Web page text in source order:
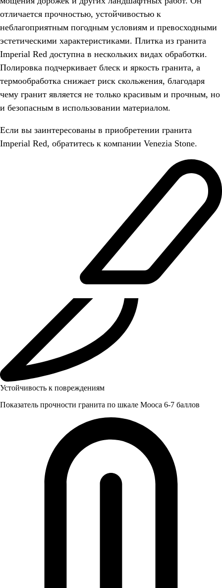
отличается прочностью, устойчивостью к
неблагоприятным погодным условиям и превосходными
эстетическими характеристиками. Плитка из гранита
Imperial Red доступна в нескольких видах обработки.
Полировка подчеркивает блеск и яркость гранита, а
термообработка снижает риск скольжения, благодаря
чему гранит является не только красивым и прочным, но
и безопасным в использовании материалом.
Если вы заинтересованы в приобретении гранита
Imperial Red, обратитесь к компании Venezia Stone.
Устойчивость к повреждениям
Показатель прочности гранита по шкале Мооса 6-7 баллов